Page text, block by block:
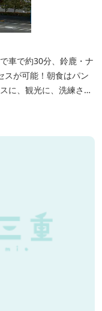
車で約30分、鈴鹿・ナ
スが可能！朝食はパン
に、観光に、洗練され
さい。